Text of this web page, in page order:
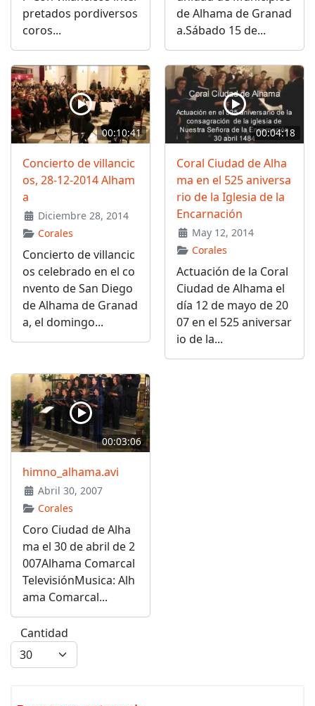
pretados pordiversos
coros...
de Alhama de Granad
a.Sábado 15 de...
00:10:41
Concierto de villancic
os, 28-12-2014 Alham
a
Diciembre 28, 2014
Corales
Concierto de villancic
os celebrado en el co
nvento de San Diego
de Alhama de Granad
a, el domingo...
00:04:18
Coral Ciudad de Alha
ma en el 525 aniversa
rio de la Iglesia de la
Encarnación
May 12, 2014
Corales
Actuación de la Coral
Ciudad de Alhama el
día 12 de mayo de 20
07 en el 525 aniversar
io de la...
00:03:06
himno_alhama.avi
Abril 30, 2007
Corales
Coro Ciudad de Alha
ma el 30 de abril de 2
007Alhama Comarcal
TelevisiónMusica: Alh
ama Comarcal...
Cantidad